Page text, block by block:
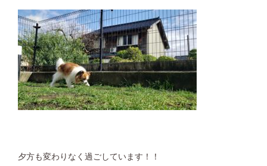
夕方も変わりなく過ごしています！！